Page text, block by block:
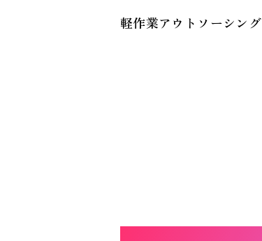
軽作業アウトソーシング